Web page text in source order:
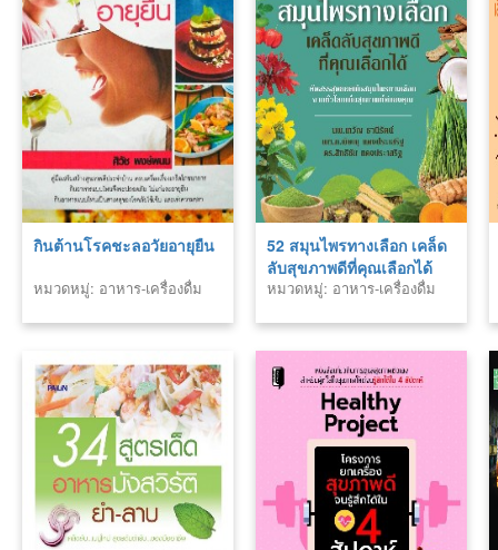
กินต้านโรคชะลอวัยอายุยืน
หมวดหมู่: อาหาร-เครื่องดื่ม
52 สมุนไพรทางเลือก เคล็ด
ลับสุขภาพดีที่คุณเลือกได้
หมวดหมู่: อาหาร-เครื่องดื่ม